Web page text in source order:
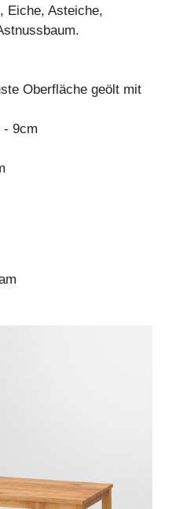
Eiche, Asteiche,
Oberfläche geölt mit
- 9cm